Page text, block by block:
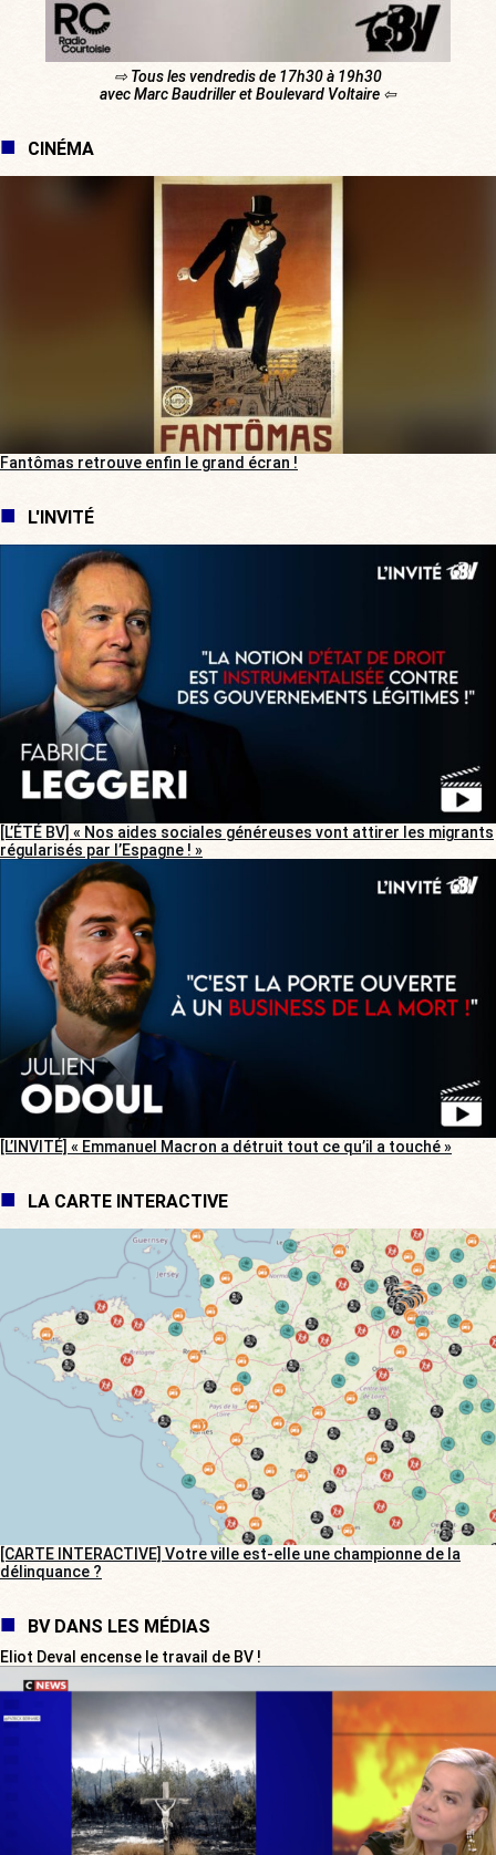
⇨ Tous les vendredis de 17h30 à 19h30
avec Marc Baudriller et Boulevard Voltaire ⇦
CINÉMA
Fantômas retrouve enfin le grand écran !
L'INVITÉ
[L’ÉTÉ BV] « Nos aides sociales généreuses vont attirer les migrants
régularisés par l’Espagne ! »
[L’INVITÉ] « Emmanuel Macron a détruit tout ce qu’il a touché »
LA CARTE INTERACTIVE
[CARTE INTERACTIVE] Votre ville est-elle une championne de la
délinquance ?
BV DANS LES MÉDIAS
Eliot Deval encense le travail de BV !